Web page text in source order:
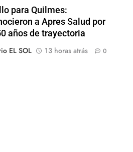
para Quilmes:
a Apres Salud por
años de trayectoria
EL SOL
13 horas atrás 0